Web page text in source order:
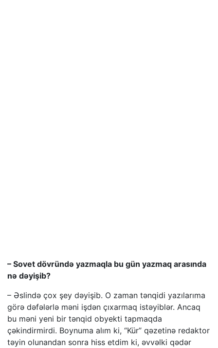
– Sovet dövründə yazmaqla bu gün yazmaq arasında
nə dəyişib?
– Əslində çox şey dəyişib. O zaman tənqidi yazılarıma
görə dəfələrlə məni işdən çıxarmaq istəyiblər. Ancaq
bu məni yeni bir tənqid obyekti tapmaqda
çəkindirmirdi. Boynuma alım ki, “Kür” qəzetinə redaktor
təyin olunandan sonra hiss etdim ki, əvvəlki qədər